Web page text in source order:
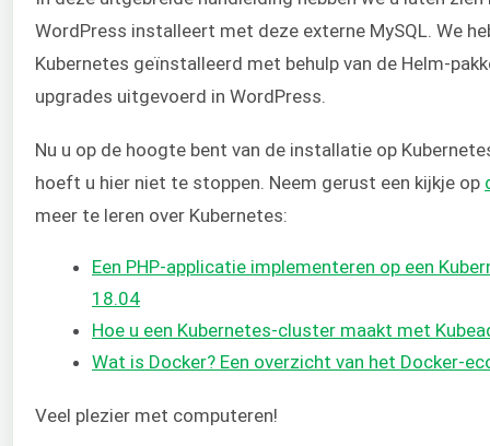
WordPress installeert met deze externe MySQL. We
Kubernetes geïnstalleerd met behulp van de Helm-
upgrades uitgevoerd in WordPress.
Nu u op de hoogte bent van de installatie op
hoeft u hier niet te stoppen. Neem gerust een kijkje op
meer te leren over Kubernetes:
Een PHP-applicatie implementeren op een
18.04
Hoe u een Kubernetes-cluster maakt met
Wat is Docker? Een overzicht van het Docker-
Veel plezier met computeren!